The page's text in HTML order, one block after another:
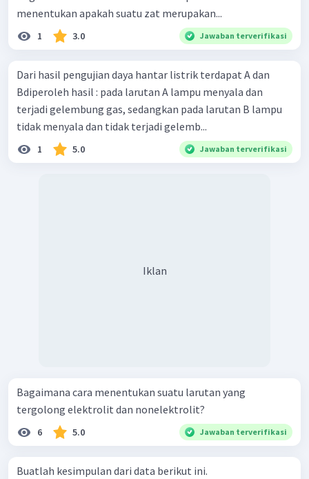
gelembung gas pada elektrode.
menentukan apakah suatu zat merupakan...
1 3.0 Jawaban terverifikasi
Dari hasil pengujian daya hantar listrik terdapat A dan
Bdiperoleh hasil : pada larutan A lampu menyala dan
terjadi gelembung gas, sedangkan pada larutan B lampu
tidak menyala dan tidak terjadi gelemb...
1 5.0 Jawaban terverifikasi
Iklan
Bagaimana cara menentukan suatu larutan yang
tergolong elektrolit dan nonelektrolit?
6 5.0 Jawaban terverifikasi
Buatlah kesimpulan dari data berikut ini.